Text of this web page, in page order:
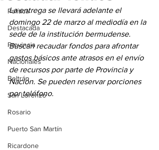
Política
Destacada
Provincia
Nacionales
Beltrán
San Lorenzo
Rosario
Puerto San Martín
Ricardone
La entrega se llevará adelante el
domingo 22 de marzo al mediodía en la
sede de la institución bermudense.
Buscan recaudar fondos para afrontar
gastos básicos ante atrasos en el envío
de recursos por parte de Provincia y
Nación. Se pueden reservar porciones
por teléfono.